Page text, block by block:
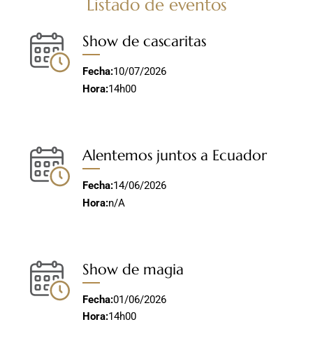
Listado de eventos
Show de cascaritas
Fecha:10/07/2026
Hora:14h00
Alentemos juntos a Ecuador
Fecha:14/06/2026
Hora:n/A
Show de magia
Fecha:01/06/2026
Hora:14h00